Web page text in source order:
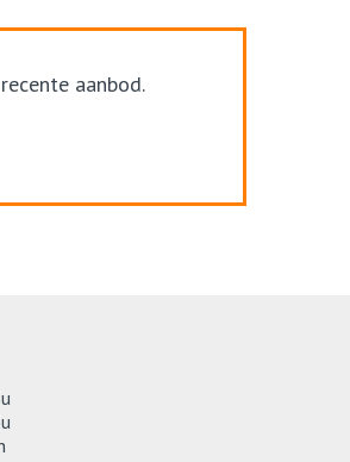
aanbod.